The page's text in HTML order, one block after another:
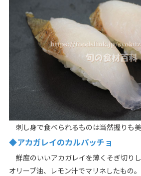
刺し身で食べられるものは当然握りも美
◆アカガレイのカルパッチョ
鮮度のいいアカガレイを薄くそぎ切りし
オリーブ油、レモン汁でマリネしたもの